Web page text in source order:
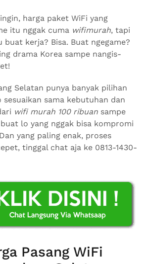
harga paket WiFi yang
itu nggak cuma wifimurah, tapi
kerja? Bisa. Buat ngegame?
drama Korea sampe nangis-
Selatan punya banyak pilihan
sesuaikan sama kebutuhan dan
wifi murah 100 ribuan sampe
lo yang nggak bisa kompromi
yang paling enak, proses
tinggal chat aja ke 0813-1430-
Pasang WiFi